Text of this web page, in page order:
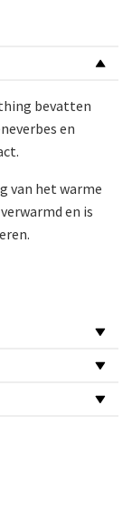
bevatten
en
van het warme
en is